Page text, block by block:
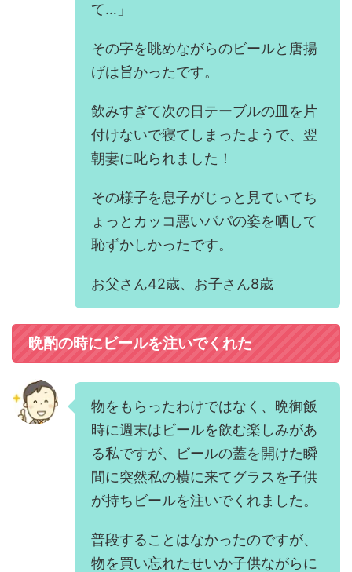
て…」
その字を眺めながらのビールと唐揚
げは旨かったです。
飲みすぎて次の日テーブルの皿を片
付けないで寝てしまったようで、翌
朝妻に叱られました！
その様子を息子がじっと見ていてち
ょっとカッコ悪いパパの姿を晒して
恥ずかしかったです。
お父さん42歳、お子さん8歳
晩酌の時にビールを注いでくれた
物をもらったわけではなく、晩御飯
時に週末はビールを飲む楽しみがあ
る私ですが、ビールの蓋を開けた瞬
間に突然私の横に来てグラスを子供
が持ちビールを注いでくれました。
普段することはなかったのですが、
物を買い忘れたせいか子供ながらに